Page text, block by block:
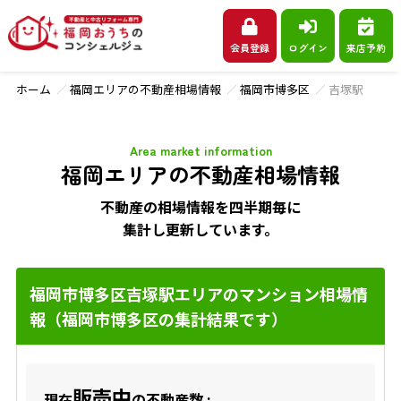
会員登録 ログイン 来店予約
ホーム 福岡エリアの不動産相場情報 福岡市博多区 吉塚駅
福岡エリアの不動産相場情報
Area market information
不動産の相場情報を四半期毎に
集計し更新しています。
福岡市博多区吉塚駅エリアのマンション相場情
報（福岡市博多区の集計結果です）